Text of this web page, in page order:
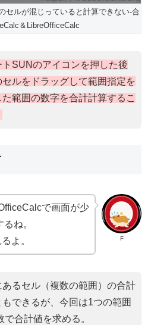
セルが混じっていると計算できない-合
＆LibreOfficeCalc
トSUNのアイコンを押した後
ルをドラッグして範囲指定を
範囲の数字を合計計算するこ
F
で画面が少
ね。
よ。
るセル（複数の範囲）の合計
できるが、今回は1つの範囲
合計値を求める。